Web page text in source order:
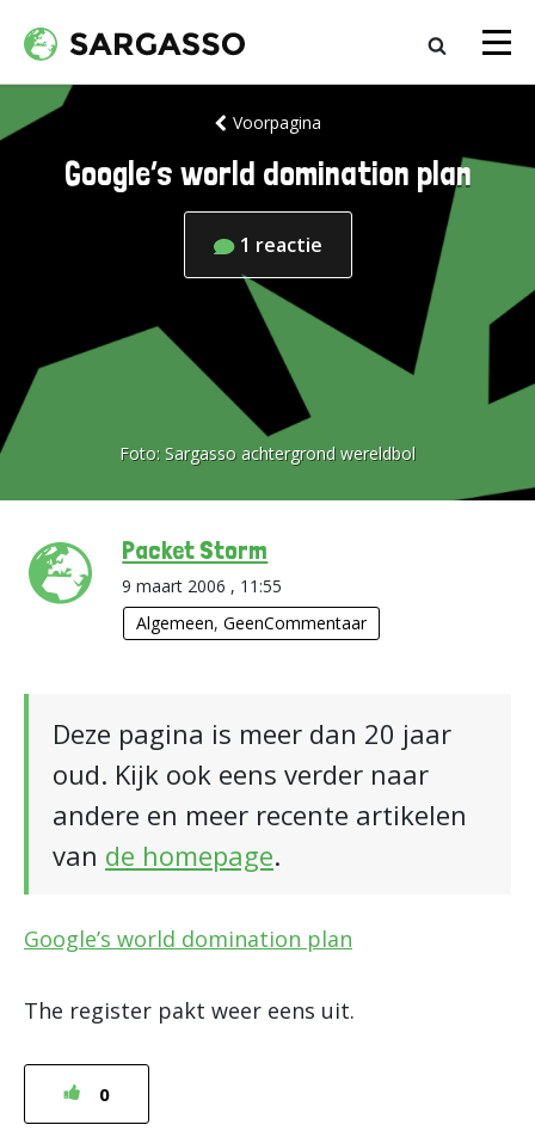
Voorpagina
Google’s world domination plan
1 reactie
Foto: Sargasso achtergrond wereldbol
Packet Storm
9 maart 2006 , 11:55
Algemeen,GeenCommentaar
Deze pagina is meer dan 20 jaar
oud. Kijk ook eens verder naar
andere en meer recente artikelen
van de homepage.
Google’s world domination plan
The register pakt weer eens uit.
0